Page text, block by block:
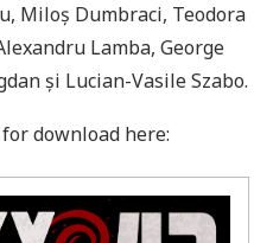
Miloș Dumbraci, Teodora
Lamba, George
și Lucian-Vasile Szabo.
download here: